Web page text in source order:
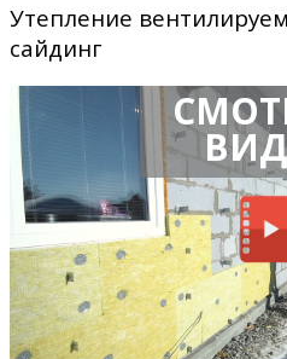
Утепление
сайдинг